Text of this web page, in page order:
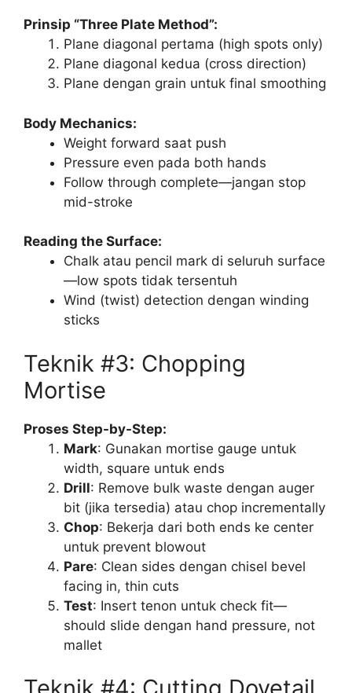
Prinsip “Three Plate Method”:
Plane diagonal pertama (high spots only)
Plane diagonal kedua (cross direction)
Plane dengan grain untuk final smoothing
Body Mechanics:
Weight forward saat push
Pressure even pada both hands
Follow through complete—jangan stop
mid-stroke
Reading the Surface:
Chalk atau pencil mark di seluruh surface
—low spots tidak tersentuh
Wind (twist) detection dengan winding
sticks
Teknik #3: Chopping
Mortise
Proses Step-by-Step:
Mark: Gunakan mortise gauge untuk
width, square untuk ends
Drill: Remove bulk waste dengan auger
bit (jika tersedia) atau chop incrementally
Chop: Bekerja dari both ends ke center
untuk prevent blowout
Pare: Clean sides dengan chisel bevel
facing in, thin cuts
Test: Insert tenon untuk check fit—
should slide dengan hand pressure, not
mallet